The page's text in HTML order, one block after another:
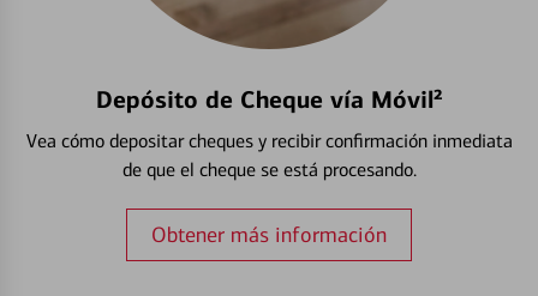
Depósito de Cheque vía Móvil²
Vea cómo depositar cheques y recibir confirmación inmediata
de que el cheque se está procesando.
Obtener más información